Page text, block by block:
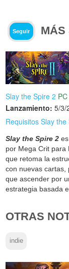
Seguir MÁS
Slay the Spire 2 PC
Lanzamiento: 5/3/
Requisitos Slay the
Slay the Spire 2
por Mega Crit para
que retoma la
con nuevas cartas,
que ascender por
estrategia basada
OTRAS
indie